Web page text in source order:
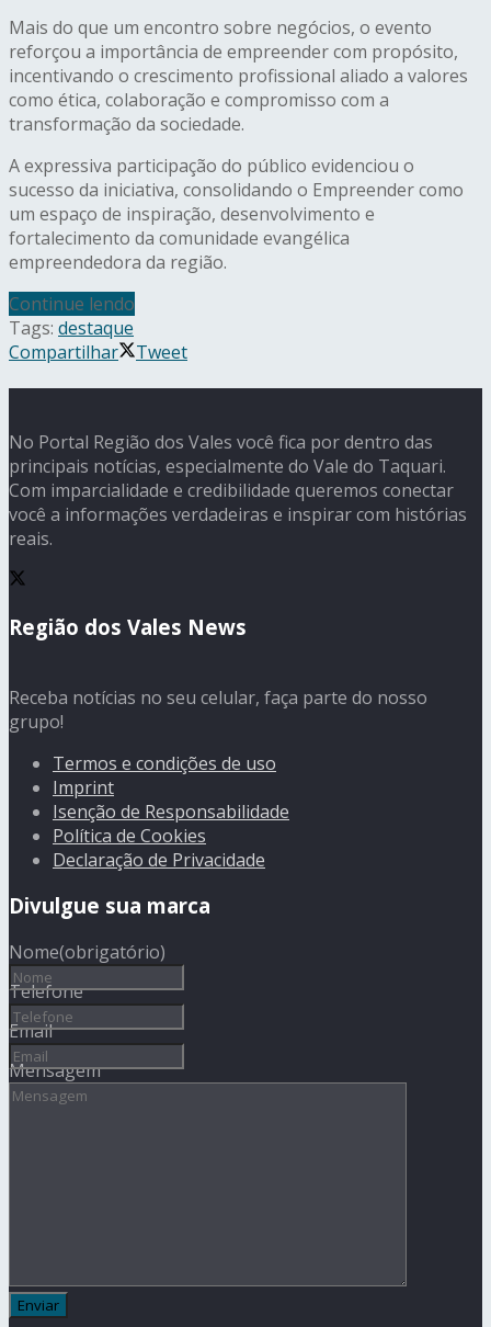
Mais do que um encontro sobre negócios, o evento
reforçou a importância de empreender com propósito,
incentivando o crescimento profissional aliado a valores
como ética, colaboração e compromisso com a
transformação da sociedade.
A expressiva participação do público evidenciou o
sucesso da iniciativa, consolidando o Empreender como
um espaço de inspiração, desenvolvimento e
fortalecimento da comunidade evangélica
empreendedora da região.
Continue lendo
Tags: destaque
Compartilhar
Tweet
No Portal Região dos Vales você fica por dentro das
principais notícias, especialmente do Vale do Taquari.
Com imparcialidade e credibilidade queremos conectar
você a informações verdadeiras e inspirar com histórias
reais.
Região dos Vales News
Receba notícias no seu celular, faça parte do nosso
grupo!
Termos e condições de uso
Imprint
Isenção de Responsabilidade
Política de Cookies
Declaração de Privacidade
Divulgue sua marca
Nome(obrigatório)
Telefone
Email
Mensagem